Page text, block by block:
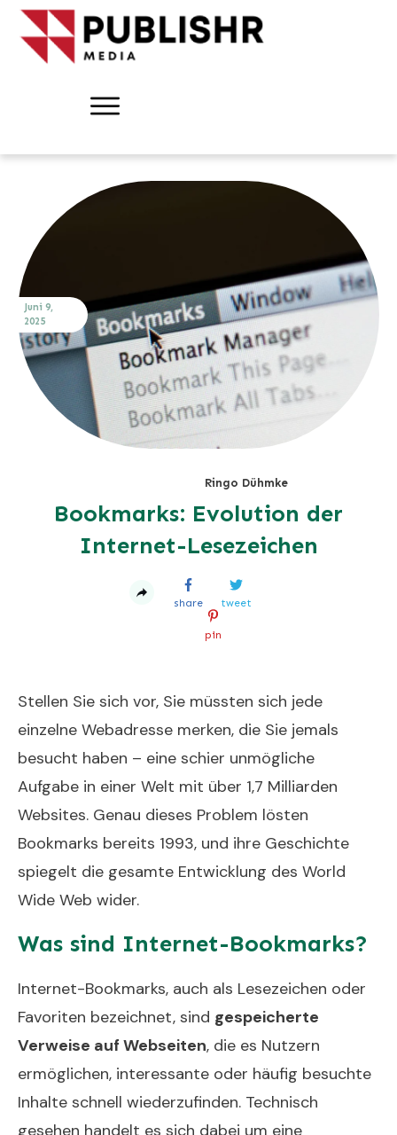
Juni 9,
2025
Ringo Dühmke
Bookmarks: Evolution der
Internet-Lesezeichen
share tweet
pin
Stellen Sie sich vor, Sie müssten sich jede
einzelne Webadresse merken, die Sie jemals
besucht haben – eine schier unmögliche
Aufgabe in einer Welt mit über 1,7 Milliarden
Websites. Genau dieses Problem lösten
Bookmarks bereits 1993, und ihre Geschichte
spiegelt die gesamte Entwicklung des World
Wide Web wider.
Was sind Internet-Bookmarks?
Internet-Bookmarks, auch als Lesezeichen oder
Favoriten bezeichnet, sind gespeicherte
Verweise auf Webseiten, die es Nutzern
ermöglichen, interessante oder häufig besuchte
Inhalte schnell wiederzufinden. Technisch
gesehen handelt es sich dabei um eine